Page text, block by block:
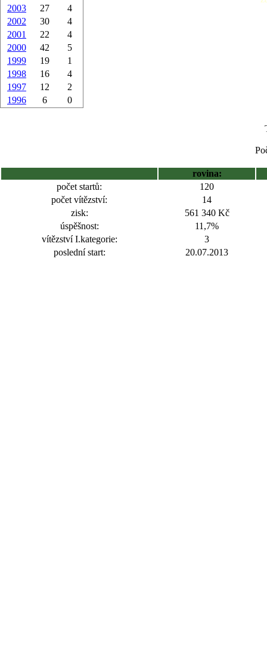
2003
27
4
2002
30
4
2001
22
4
2000
42
5
1999
19
1
1998
16
4
1997
12
2
1996
6 0
rovina:
počet startů:
120
počet vítězství:
14
zisk:
561 340 Kč
úspěšnost:
11,7%
vítězství I.kategorie:
3
poslední start:
20.07.2013